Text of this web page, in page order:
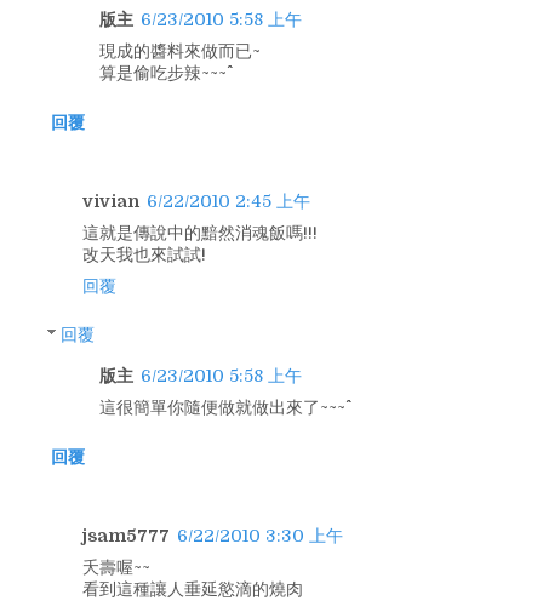
版主 6/23/2010 5:58 上午
現成的醬料來做而已~
算是偷吃步辣~~~^^
回覆
vivian 6/22/2010 2:45 上午
這就是傳說中的黯然消魂飯嗎!!!
改天我也來試試!
回覆
回覆
版主 6/23/2010 5:58 上午
這很簡單你隨便做就做出來了~~~^^
回覆
jsam5777 6/22/2010 3:30 上午
夭壽喔~~
看到這種讓人垂延慾滴的燒肉